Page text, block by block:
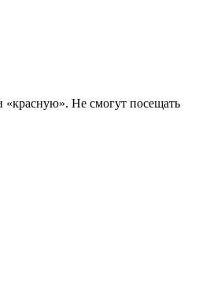
«красную». Не смогут посещать